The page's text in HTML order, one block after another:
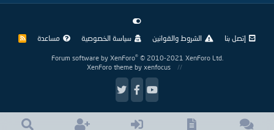
إتصل بنا الشروط والقوانين سياسة الخصوصية مساعدة
R
Forum software by XenForo® © 2010-2021 XenForo Ltd.
XenForo theme by xenfocus